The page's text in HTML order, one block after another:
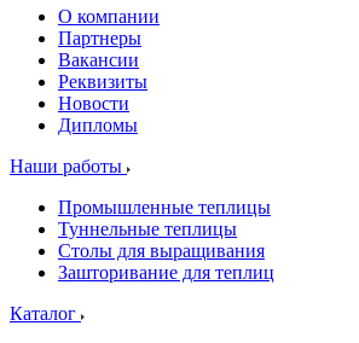
О компании
Партнеры
Вакансии
Реквизиты
Новости
Дипломы
Наши работы
Промышленные теплицы
Туннельные теплицы
Столы для выращивания
Зашторивание для теплиц
Каталог